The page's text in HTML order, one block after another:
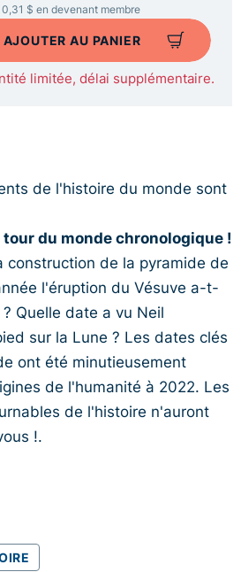
$ en devenant membre
AJOUTER AU PANIER
limitée, délai supplémentaire.
de l'histoire du monde sont
du monde chronologique !
construction de la pyramide de
l'éruption du Vésuve a-t-
Quelle date a vu Neil
sur la Lune ? Les dates clés
ont été minutieusement
de l'humanité à 2022. Les
de l'histoire n'auront
!.